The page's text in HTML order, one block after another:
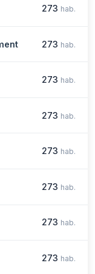
273 hab.
273 hab.
273 hab.
273 hab.
273 hab.
273 hab.
273 hab.
273 hab.